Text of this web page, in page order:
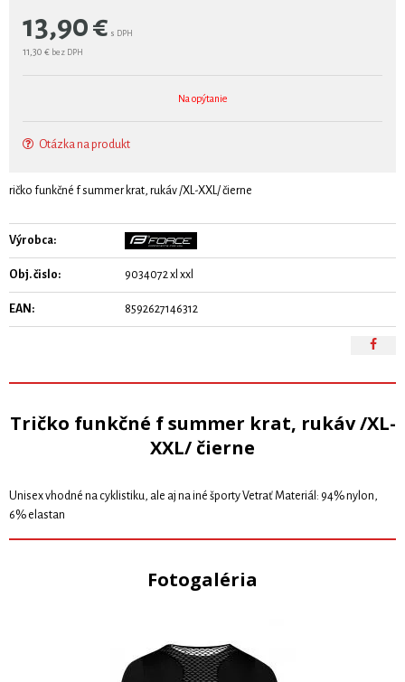
13,90€ s DPH
11,30 € bez DPH
Na opýtanie
Otázka na produkt
ričko funkčné f summer krat, rukáv /XL-XXL/ čierne
Výrobca:
Obj. čislo: 9034072 xl xxl
EAN: 8592627146312
Tričko funkčné f summer krat, rukáv /XL-
XXL/ čierne
Unisex vhodné na cyklistiku, ale aj na iné športy Vetrať Materiál: 94% nylon,
6% elastan
Fotogaléria